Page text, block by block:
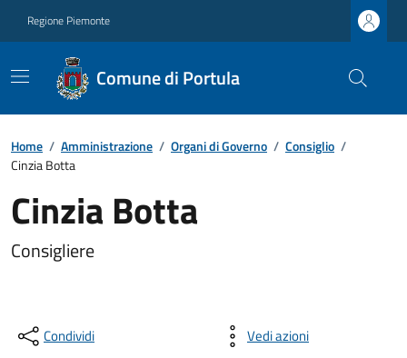
Regione Piemonte
Comune di Portula
Home / Amministrazione / Organi di Governo / Consiglio /
Cinzia Botta
Cinzia Botta
Consigliere
Condividi Vedi azioni